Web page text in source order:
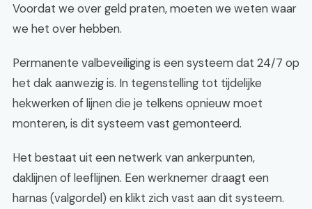
Voordat we over geld praten, moeten we weten waar
we het over hebben.
Permanente valbeveiliging is een systeem dat 24/7 op
het dak aanwezig is. In tegenstelling tot tijdelijke
hekwerken of lijnen die je telkens opnieuw moet
monteren, is dit systeem vast gemonteerd.
Het bestaat uit een netwerk van ankerpunten,
daklijnen of leeflijnen. Een werknemer draagt een
harnas (valgordel) en klikt zich vast aan dit systeem.